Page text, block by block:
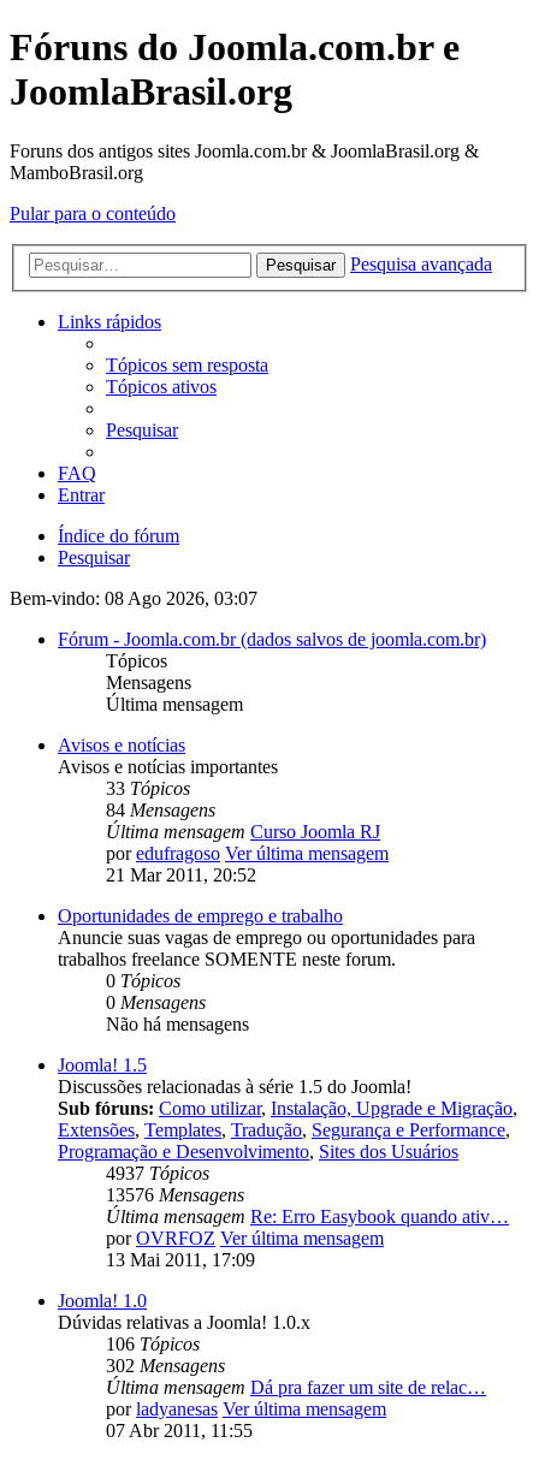
Fóruns do Joomla.com.br e
JoomlaBrasil.org
Foruns dos antigos sites Joomla.com.br & JoomlaBrasil.org &
MamboBrasil.org
Pular para o conteúdo
Pesquisar Pesquisa avançada
Links rápidos
Tópicos sem resposta
Tópicos ativos
Pesquisar
FAQ
Entrar
Índice do fórum
Pesquisar
Bem-vindo: 08 Ago 2026, 03:07
Fórum - Joomla.com.br (dados salvos de joomla.com.br)
Tópicos
Mensagens
Última mensagem
Avisos e notícias
Avisos e notícias importantes
33 Tópicos
84 Mensagens
Última mensagem Curso Joomla RJ
poredufragoso Ver última mensagem
21 Mar 2011, 20:52
Oportunidades de emprego e trabalho
Anuncie suas vagas de emprego ou oportunidades para
trabalhos freelance SOMENTE neste forum.
0 Tópicos
0 Mensagens
Não há mensagens
Joomla! 1.5
Discussões relacionadas à série 1.5 do Joomla!
Sub fóruns: Como utilizar, Instalação, Upgrade e Migração,
Extensões, Templates, Tradução, Segurança e Performance,
Programação e Desenvolvimento, Sites dos Usuários
4937 Tópicos
13576 Mensagens
Última mensagem Re: Erro Easybook quando ativ…
porOVRFOZ Ver última mensagem
13 Mai 2011, 17:09
Joomla! 1.0
Dúvidas relativas a Joomla! 1.0.x
106 Tópicos
302 Mensagens
Última mensagem Dá pra fazer um site de relac…
porladyanesas Ver última mensagem
07 Abr 2011, 11:55